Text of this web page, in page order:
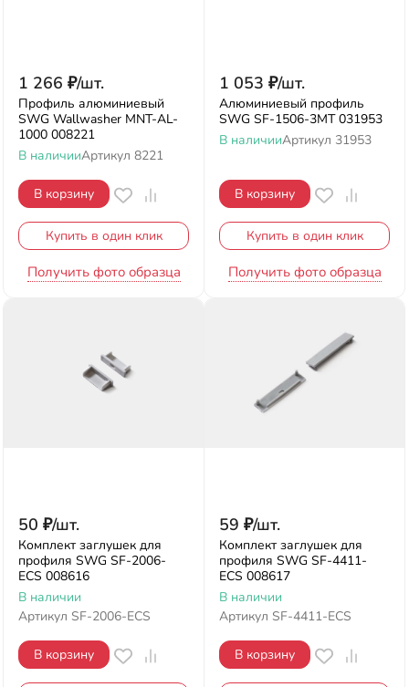
1 266 ₽/шт.
Профиль алюминиевый
SWG Wallwasher MNT-AL-
1000 008221
В наличииАртикул 8221
В корзину
Купить в один клик
Получить фото образца
1 053 ₽/шт.
Алюминиевый профиль
SWG SF-1506-3MT 031953
В наличииАртикул 31953
В корзину
Купить в один клик
Получить фото образца
50 ₽/шт.
Комплект заглушек для
профиля SWG SF-2006-
ECS 008616
В наличии
Артикул SF-2006-ECS
В корзину
59 ₽/шт.
Комплект заглушек для
профиля SWG SF-4411-
ECS 008617
В наличии
Артикул SF-4411-ECS
В корзину